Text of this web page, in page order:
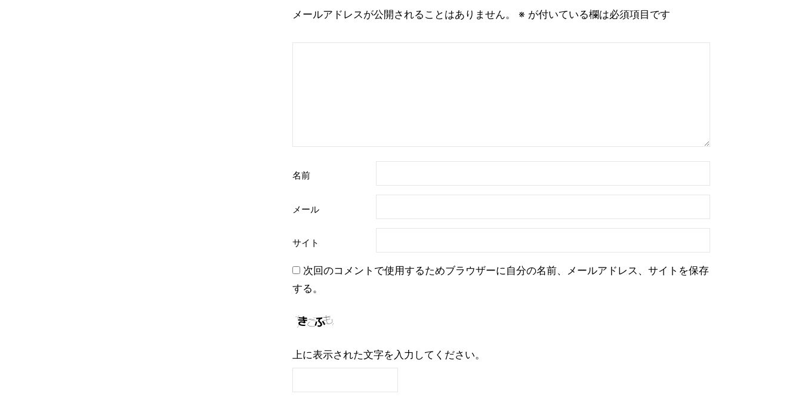
シ
ン
メールアドレスが公開されることはありません。 ※ が付いている欄は必須項目です
名前
メール
サイト
次回のコメントで使用するためブラウザーに自分の名前、メールアドレス、サイトを保存
する。
上に表示された文字を入力してください。